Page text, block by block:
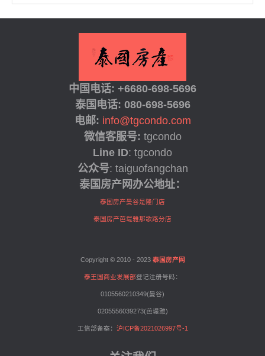
中国电话: +6680-698-5696
泰国 电话: 080-698-5696
电邮: info@tgcondo.com
微信客服号: tgcondo
Line ID: tgcondo
公众号: taiguofangchan
泰国房产网办公地址：
泰国房产曼谷是隆门店
泰国房产芭堤雅那歌路分店
Copyright © 2010 - 2023 泰国房产网
泰王国商业发展部登记注册号码：
0105560210349(曼谷)
0205556039273(芭堤雅)
工信部备案： 沪ICP备2021026997号-1